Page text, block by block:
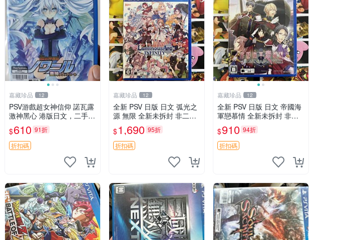
嘉藏珍品 12
PSV游戲超女神信仰 諾瓦露
激神黑心 港版日文，二手箱
說全，幾乎全新 現貨，可，
發貨
$610 91折
折扣碼
嘉藏珍品 12
全新 PSV 日版 日文 弧光之
源 無限 全新未拆封 非二手
封裝
$1,690 95折
折扣碼
嘉藏珍品 12
全新 PSV 日版 日文 帝國海
軍戀慕情 全新未拆封 非二
手封裝
$910 94折
折扣碼